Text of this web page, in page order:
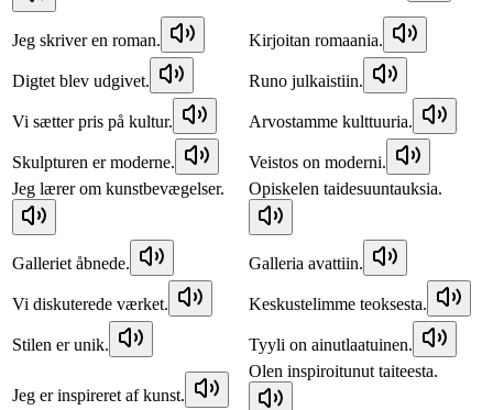
Jeg skriver en roman. Kirjoitan romaania.
Digtet blev udgivet. Runo julkaistiin.
Vi sætter pris på kultur. Arvostamme kulttuuria.
Skulpturen er moderne.
Veistos on moderni.
Jeg lærer om kunstbevægelser.
Opiskelen taidesuuntauksia.
Galleriet åbnede. Galleria avattiin.
Vi diskuterede værket. Keskustelimme teoksesta.
Stilen er unik. Tyyli on ainutlaatuinen.
Jeg er inspireret af kunst.
Olen inspiroitunut taiteesta.